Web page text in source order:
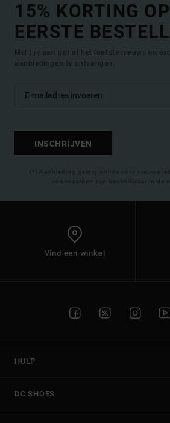
15% KORTING
EERSTE
Meld je aan om al het laatste nieuws en
aanbiedingen te ontvangen.
INSCHRIJVEN
(*) Aanbieding geldig online voor nieuwe
voorwaarden zijn beschikbaar in de
Vind een winkel
HULP
DC SHOES